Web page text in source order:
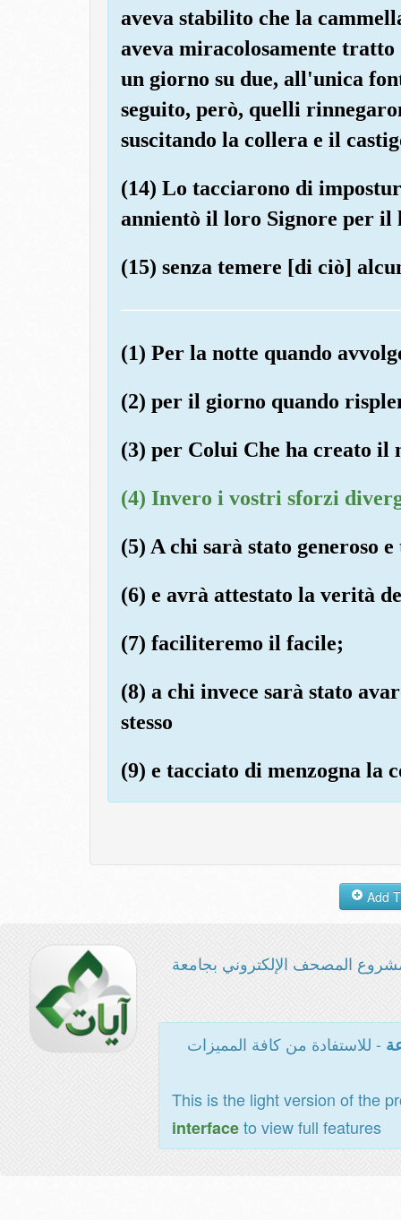
aveva stabilito che la
aveva miracolosamente
un giorno su due, all'unica
seguito, però, quelli
suscitando la collera e il
(14) Lo tacciarono di
annientò il loro Signore per il
(15) senza temere [di ciò]
(1) Per la notte quando
(2) per il giorno quando
(3) per Colui Che ha creato il
(4) Invero i vostri sforzi
(5) A chi sarà stato generoso
(6) e avrà attestato la verità
(7) faciliteremo il facile;
(8) a chi invece sarà stato
stesso
(9) e tacciato di menzogna la
المصحف الإلكتروني بجامعة
- للاستفادة من كافة المميزات
This is the light version of the
interfaceto view full features